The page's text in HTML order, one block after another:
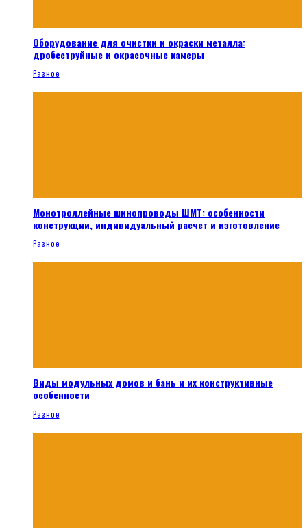
Оборудование для очистки и окраски металла:
дробеструйные и окрасочные камеры
Разное
Монотроллейные шинопроводы ШМТ: особенности
конструкции, индивидуальный расчет и изготовление
Разное
Виды модульных домов и бань и их конструктивные
особенности
Разное